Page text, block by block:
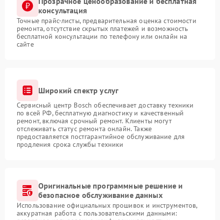
консультация
Точные прайс-листы, предварительная оценка стоимости
ремонта, отсутствие скрытых платежей и возможность
бесплатной консультации по телефону или онлайн на
сайте
Широкий спектр услуг
Сервисный центр Bosch обеспечивает доставку техники
по всей РФ, бесплатную диагностику и качественный
ремонт, включая срочный ремонт. Клиенты могут
отслеживать статус ремонта онлайн. Также
предоставляется постгарантийное обслуживание для
продления срока службы техники
Оригинальные программные решение и
безопасное обслуживание данных
Использование официальных прошивок и инструментов,
аккуратная работа с пользовательскими данными: